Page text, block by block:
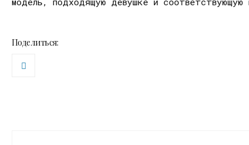
Поделиться: